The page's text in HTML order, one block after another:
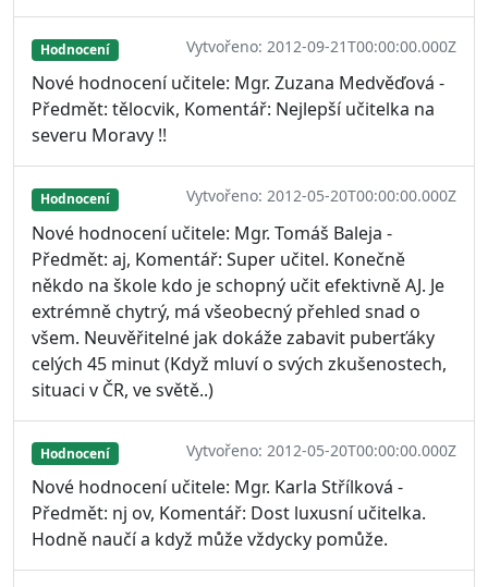
Hodnocení Vytvořeno: 2012-09-21T00:00:00.000Z
Nové hodnocení učitele: Mgr. Zuzana Medvěďová -
Předmět: tělocvik, Komentář: Nejlepší učitelka na
severu Moravy !!
Hodnocení Vytvořeno: 2012-05-20T00:00:00.000Z
Nové hodnocení učitele: Mgr. Tomáš Baleja -
Předmět: aj, Komentář: Super učitel. Konečně
někdo na škole kdo je schopný učit efektivně AJ. Je
extrémně chytrý, má všeobecný přehled snad o
všem. Neuvěřitelné jak dokáže zabavit puberťáky
celých 45 minut (Když mluví o svých zkušenostech,
situaci v ČR, ve světě..)
Hodnocení Vytvořeno: 2012-05-20T00:00:00.000Z
Nové hodnocení učitele: Mgr. Karla Střílková -
Předmět: nj ov, Komentář: Dost luxusní učitelka.
Hodně naučí a když může vždycky pomůže.